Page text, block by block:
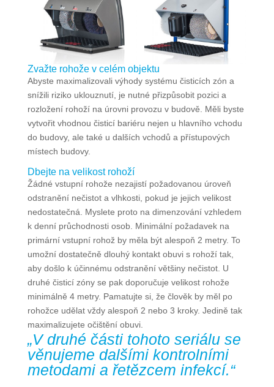
Zvažte rohože v celém objektu
Abyste maximalizovali výhody systému čisticích zón a
snížili riziko uklouznutí, je nutné přizpůsobit pozici a
rozložení rohoží na úrovni provozu v budově. Měli byste
vytvořit vhodnou čisticí bariéru nejen u hlavního vchodu
do budovy, ale také u dalších vchodů a přístupových
místech budovy.
Dbejte na velikost rohoží
Žádné vstupní rohože nezajistí požadovanou úroveň
odstranění nečistot a vlhkosti, pokud je jejich velikost
nedostatečná. Myslete proto na dimenzování vzhledem
k denní průchodnosti osob. Minimální požadavek na
primární vstupní rohož by měla být alespoň 2 metry. To
umožní dostatečně dlouhý kontakt obuvi s rohoží tak,
aby došlo k účinnému odstranění většiny nečistot. U
druhé čisticí zóny se pak doporučuje velikost rohože
minimálně 4 metry. Pamatujte si, že člověk by měl po
rohožce udělat vždy alespoň 2 nebo 3 kroky. Jedině tak
maximalizujete očištění obuvi.
„V druhé části tohoto seriálu se
věnujeme dalšími kontrolními
metodami a řetězcem infekcí.“